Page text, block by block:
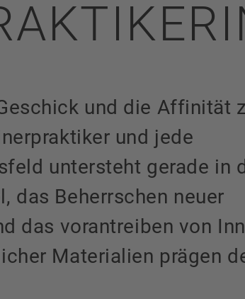
und die Affinität
und jede
untersteht gerade in
das Beherrschen neuer
das vorantreiben von
Materialien prägen